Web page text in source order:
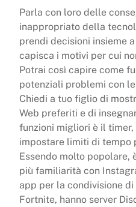
Parla con loro delle
inappropriato della
prendi decisioni insieme
capisca i motivi per cui
Potrai così capire come
potenziali problemi con
Chiedi a tuo figlio di
Web preferiti e di
funzioni migliori è il
impostare limiti di tempo
Essendo molto popolare,
più familiarità con
app per la condivisione
Fortnite, hanno server